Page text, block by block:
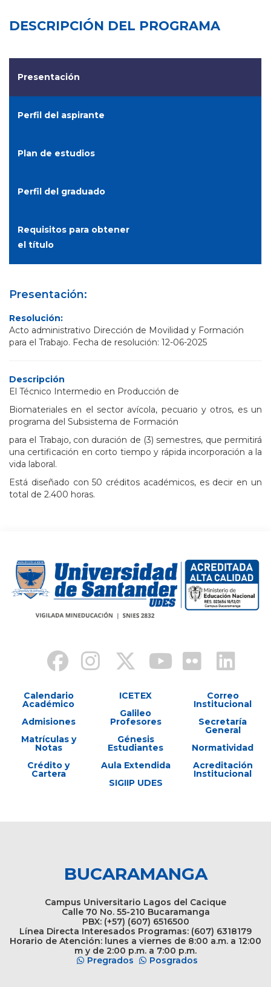
DESCRIPCIÓN DEL PROGRAMA
Presentación
Perfil del aspirante
Plan de estudios
Perfil del graduado
Requisitos para obtener
el título
Presentación:
Resolución:
Acto administrativo Dirección de Movilidad y Formación
para el Trabajo. Fecha de resolución: 12-06-2025
Descripción
El Técnico Intermedio en Producción de
Biomateriales en el sector avícola, pecuario y otros, es un
programa del Subsistema de Formación
para el Trabajo, con duración de (3) semestres, que permitirá
una certificación en corto tiempo y rápida incorporación a la
vida laboral.
Está diseñado con 50 créditos académicos, es decir en un
total de 2.400 horas.
Calendario
Académico
Admisiones
Matrículas y
Notas
Crédito y
Cartera
ICETEX
Galileo
Profesores
Génesis
Estudiantes
Aula Extendida
SIGIIP UDES
Correo
Institucional
Secretaría
General
Normatividad
Acreditación
Institucional
BUCARAMANGA
Campus Universitario Lagos del Cacique
Calle 70 No. 55-210 Bucaramanga
PBX: (+57) (607) 6516500
Línea Directa Interesados Programas: (607) 6318179
Horario de Atención: lunes a viernes de 8:00 a.m. a 12:00
m y de 2:00 p.m. a 7:00 p.m.
Pregrados
Posgrados